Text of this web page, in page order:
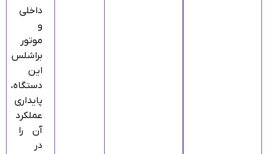
داخلی
و
موتور
براشلس
این
دستگاه،
پایداری
عملکرد
آن را
در